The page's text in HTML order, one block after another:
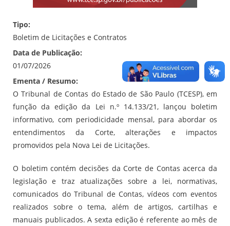
Tipo:
Boletim de Licitações e Contratos
Data de Publicação:
01/07/2026
Ementa / Resumo:
O Tribunal de Contas do Estado de São Paulo (TCESP), em
função da edição da Lei n.º 14.133/21, lançou boletim
informativo, com periodicidade mensal, para abordar os
entendimentos da Corte, alterações e impactos
promovidos pela Nova Lei de Licitações.
O boletim contém decisões da Corte de Contas acerca da
legislação e traz atualizações sobre a lei, normativas,
comunicados do Tribunal de Contas, vídeos com eventos
realizados sobre o tema, além de artigos, cartilhas e
manuais publicados. A sexta edição é referente ao mês de